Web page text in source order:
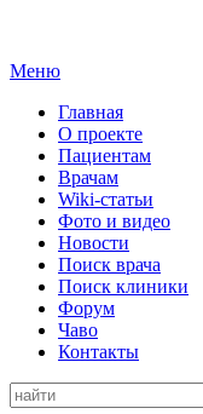
Меню
Главная
О проекте
Пациентам
Врачам
Wiki-статьи
Фото и видео
Новости
Поиск врача
Поиск клиники
Форум
Чаво
Контакты